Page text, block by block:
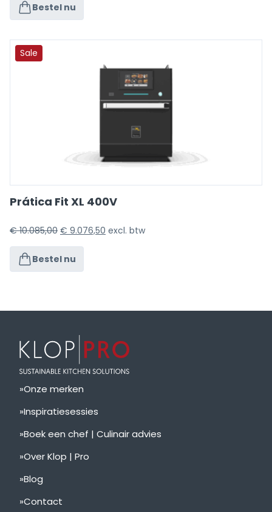
Bestel nu
Sale
Prática Fit XL 400V
€10.085,00 € 9.076,50 excl. btw
Bestel nu
Onze merken
Inspiratiesessies
Boek een chef | Culinair advies
Over Klop | Pro
Blog
Contact